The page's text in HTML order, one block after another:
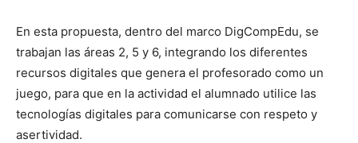
En esta propuesta, dentro del marco DigCompEdu, se
trabajan las áreas 2, 5 y 6, integrando los diferentes
recursos digitales que genera el profesorado como un
juego, para que en la actividad el alumnado utilice las
tecnologías digitales para comunicarse con respeto y
asertividad.